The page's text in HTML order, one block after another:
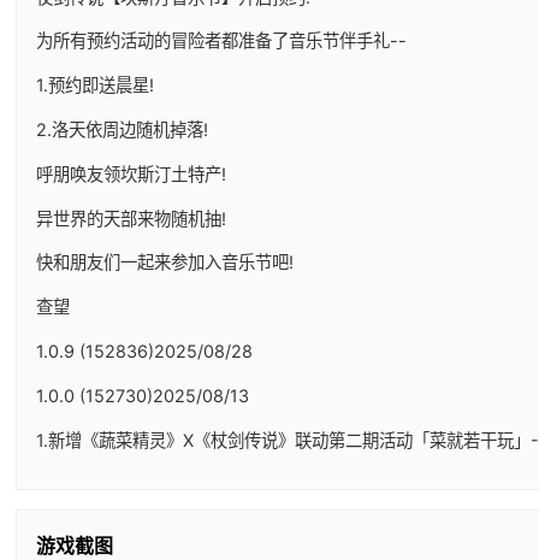
为所有预约活动的冒险者都准备了音乐节伴手礼--
1.预约即送晨星!
2.洛天依周边随机掉落!
呼朋唤友领坎斯汀土特产!
异世界的天部来物随机抽!
快和朋友们一起来参加入音乐节吧!
查望
1.0.9 (152836)2025/08/28
1.0.0 (152730)2025/08/13
1.新增《蔬菜精灵》X《杖剑传说》联动第二期活动「菜就若干玩
游戏截图